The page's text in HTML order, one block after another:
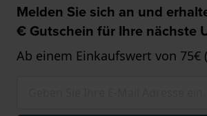
Melden Sie sich an und
€ Gutschein für Ihre nächste
Ab einem Einkaufswert von 75€